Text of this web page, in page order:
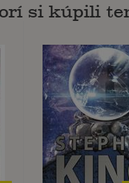
si kúpili